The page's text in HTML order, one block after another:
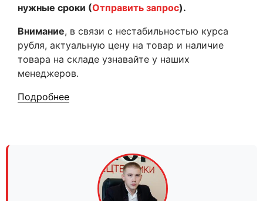
нужные сроки (Отправить запрос).
Внимание, в связи с нестабильностью курса
рубля, актуальную цену на товар и наличие
товара на складе узнавайте у наших
менеджеров.
Подробнее